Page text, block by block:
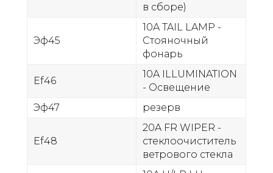
в сборе)
Эф45
10A TAIL LAMP -
Стояночный
фонарь
Ef46
10A ILLUMINATION
- Освещение
Эф47
резерв
Ef48
20A FR WIPER -
стеклоочиститель
ветрового стекла